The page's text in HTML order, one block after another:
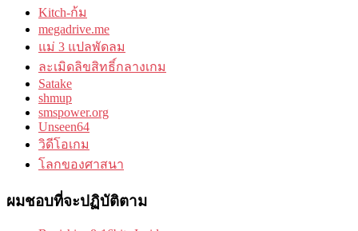
Kitch-ก้ม
megadrive.me
แม่ 3 แปลพัดลม
ละเมิดลิขสิทธิ์กลางเกม
Satake
shmup
smspower.org
Unseen64
วิดีโอเกม
โลกของศาสนา
ผมชอบที่จะปฏิบัติตาม